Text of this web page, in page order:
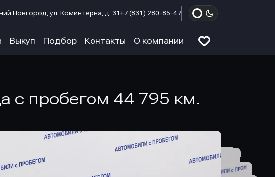
Новгород, ул. Коминтерна, д. 31 +7 (831) 280-85-47
Выкуп Подбор Контакты О компании
с пробегом 44 795 км.